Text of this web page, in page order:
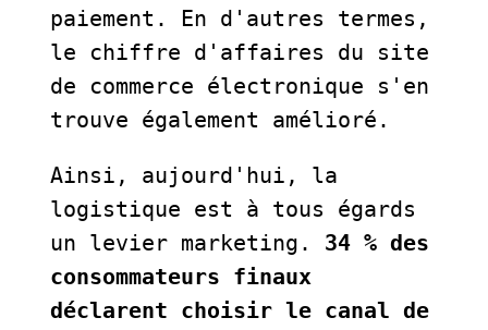
paiement. En d'autres termes,
le chiffre d'affaires du site
de commerce électronique s'en
trouve également amélioré.
Ainsi, aujourd'hui, la
logistique est à tous égards
un levier marketing. 34 % des
consommateurs finaux
déclarent choisir le canal de